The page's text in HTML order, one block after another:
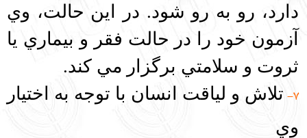
دارد، رو به رو شود. در اين حالت، وي
آزمون خود را در حالت فقر و بيماري يا
ثروت و سلامتي برگزار مي كند.
7-
تلاش و لياقت انسان با توجه به اختيار
وي